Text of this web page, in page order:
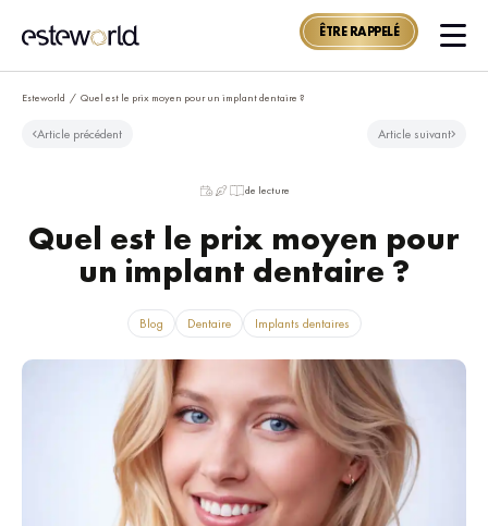
ÊTRE RAPPELÉ
Esteworld / Quel est le prix moyen pour un implant dentaire ?
Article précédent Article suivant
de lecture
Quel est le prix moyen pour
un implant dentaire ?
Blog Dentaire Implants dentaires